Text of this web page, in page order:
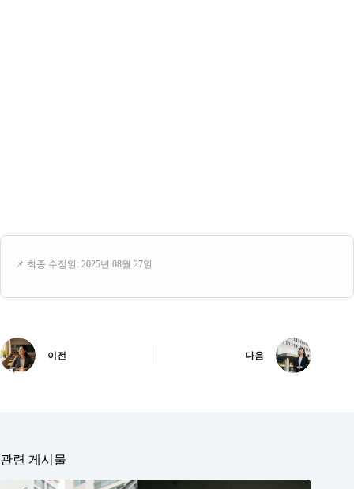
📌 최종 수정일: 2025년 08월 27일
이전 다음
관련 게시물